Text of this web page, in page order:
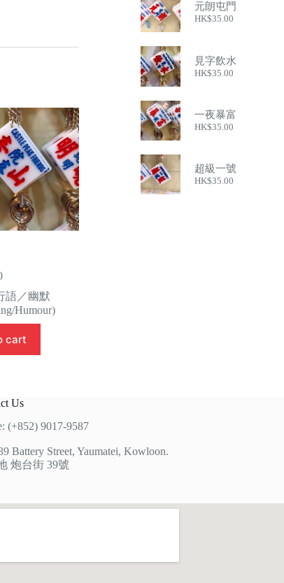
語／幽默
Humour)
cart
元朗屯門
HK$35.00
見字飲水
HK$35.00
一夜暴富
HK$35.00
超級一號
HK$35.00
Us
(+852) 9017-9587
Battery Street, Yaumatei, Kowloon.
炮台街 39號